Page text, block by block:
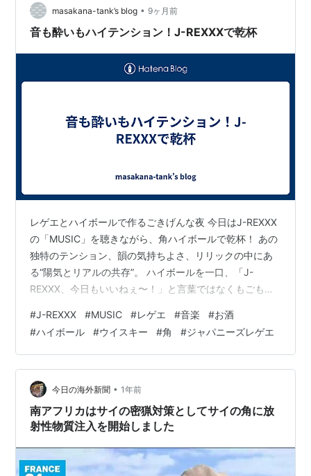
常、大きめの「R」で、そのカーブが…
masakana-tank’s blog • 9ヶ月前
音も酔いもハイテンション！J-REXXXで乾杯
レゲエとハイボールで作るごきげんな夜 今日はJ-REXXX
の「MUSIC」を聴きながら、角ハイボールで乾杯！ あの
独特のテンション、韻の気持ちよさ、リリックの中にあ
る“陽気とリアルの共存”。 ハイボールを一口、「J-
REXXX、今日もいいねぇ〜！」と言葉ではなくもごもご
て、ハイボールで喉を潤す。それだけで、もう最高の
夜。 レゲエと角ハイ。この組み合わせ、ちょっとクセに
なるかも？ www.youtube.com ではでは、また。 </p
#J-REXXX #MUSIC #レゲエ #音楽 #お酒
#ハイボール #ウイスキー #角 #ジャパニーズレゲエ
今日の海外新聞 • 1年前
南アフリカはサイの密猟対策としてサイの角に放
射性物質注入を開始しました